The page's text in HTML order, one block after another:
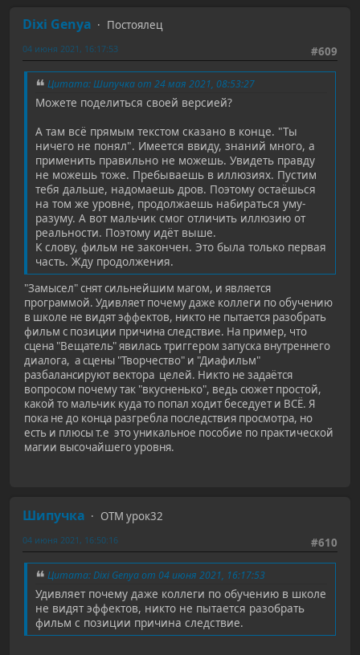
Dixi Genya
Постоялец
#609
04 июня 2021, 16:17:53
Цитата: Шипучка от 24 мая 2021, 08:53:27
Можете поделиться своей версией?
А там всё прямым текстом сказано в конце. "Ты
ничего не понял". Имеется ввиду, знаний много, а
применить правильно не можешь. Увидеть правду
не можешь тоже. Пребываешь в иллюзиях. Пустим
тебя дальше, надомаешь дров. Поэтому остаёшься
на том же уровне, продолжаешь набираться уму-
разуму. А вот мальчик смог отличить иллюзию от
реальности. Поэтому идёт выше.
К слову, фильм не закончен. Это была только первая
часть. Жду продолжения.
"Замысел" снят сильнейшим магом, и является
программой. Удивляет почему даже коллеги по обучению
в школе не видят эффектов, никто не пытается разобрать
фильм с позиции причина следствие. На пример, что
сцена "Вещатель" явилась триггером запуска внутреннего
диалога, а сцены "Творчество" и "Диафильм"
разбалансируют вектора целей. Никто не задаётся
вопросом почему так "вкусненько", ведь сюжет простой,
какой то мальчик куда то попал ходит беседует и ВСЁ. Я
пока не до конца разгребла последствия просмотра, но
есть и плюсы т.е это уникальное пособие по практической
магии высочайшего уровня.
Шипучка
ОТМ урок32
#610
04 июня 2021, 16:50:16
Цитата: Dixi Genya от 04 июня 2021, 16:17:53
Удивляет почему даже коллеги по обучению в школе
не видят эффектов, никто не пытается разобрать
фильм с позиции причина следствие.